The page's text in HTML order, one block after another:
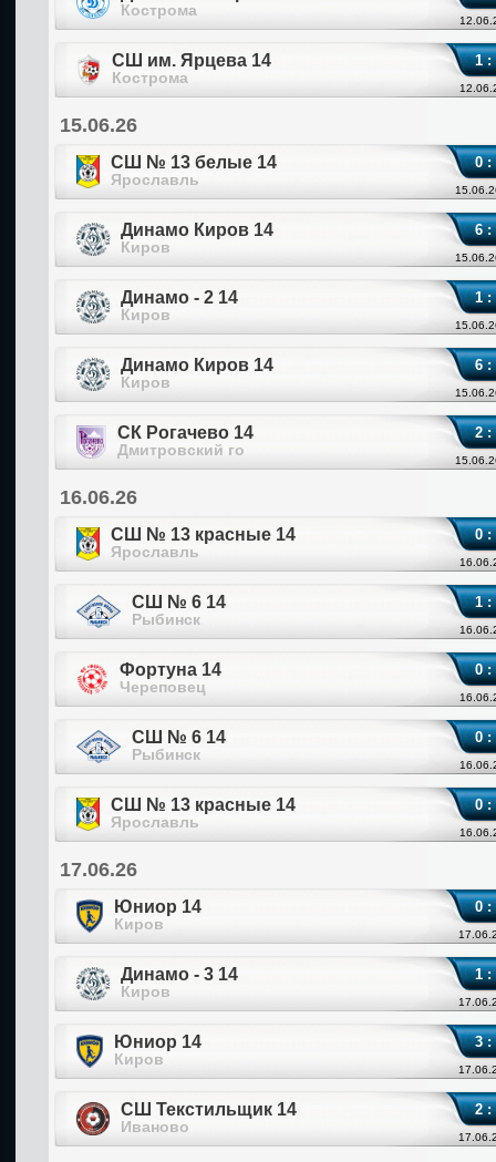
Кострома
СШ им. Ярцева 14
Кострома
1 :
15.06.26
СШ № 13 белые 14
Ярославль
0 :
Динамо Киров 14
Киров
6 :
Динамо - 2 14
Киров
1 :
Динамо Киров 14
Киров
6 :
СК Рогачево 14
Дмитровский го
2 :
16.06.26
СШ № 13 красные 14
Ярославль
0 :
СШ № 6 14
Рыбинск
1 :
Фортуна 14
Череповец
0 :
СШ № 6 14
Рыбинск
0 :
СШ № 13 красные 14
Ярославль
0 :
17.06.26
Юниор 14
Киров
0 :
Динамо - 3 14
Киров
1 :
Юниор 14
Киров
3 :
СШ Текстильщик 14
Иваново
2 :